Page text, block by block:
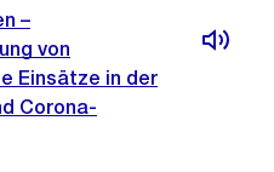
–
von
Einsätze in der
Corona-